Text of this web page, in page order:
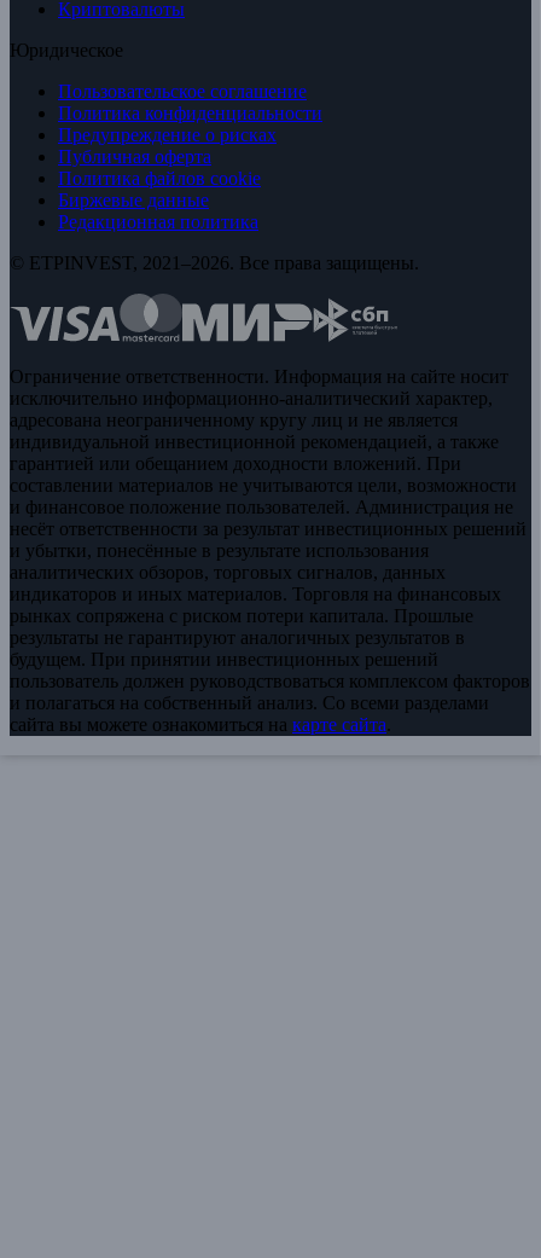
Криптовалюты
Юридическое
Пользовательское соглашение
Политика конфиденциальности
Предупреждение о рисках
Публичная оферта
Политика файлов cookie
Биржевые данные
Редакционная политика
© ETPINVEST, 2021–2026. Все права защищены.
Ограничение ответственности. Информация на сайте носит
исключительно информационно-аналитический характер,
адресована неограниченному кругу лиц и не является
индивидуальной инвестиционной рекомендацией, а также
гарантией или обещанием доходности вложений. При
составлении материалов не учитываются цели, возможности
и финансовое положение пользователей. Администрация не
несёт ответственности за результат инвестиционных решений
и убытки, понесённые в результате использования
аналитических обзоров, торговых сигналов, данных
индикаторов и иных материалов. Торговля на финансовых
рынках сопряжена с риском потери капитала. Прошлые
результаты не гарантируют аналогичных результатов в
будущем. При принятии инвестиционных решений
пользователь должен руководствоваться комплексом факторов
и полагаться на собственный анализ. Со всеми разделами
сайта вы можете ознакомиться на карте сайта.